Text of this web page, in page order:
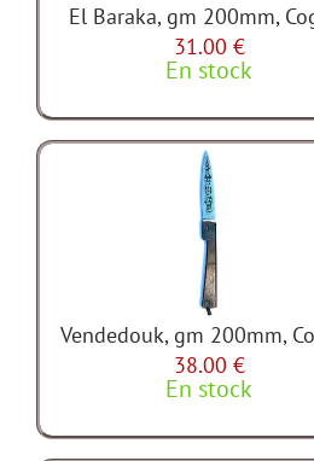
El Baraka, gm 200mm,
31.00 €
En stock
Vendedouk, gm 200mm,
38.00 €
En stock